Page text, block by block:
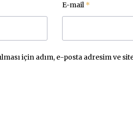
E-mail *
için adım, e-posta adresim ve